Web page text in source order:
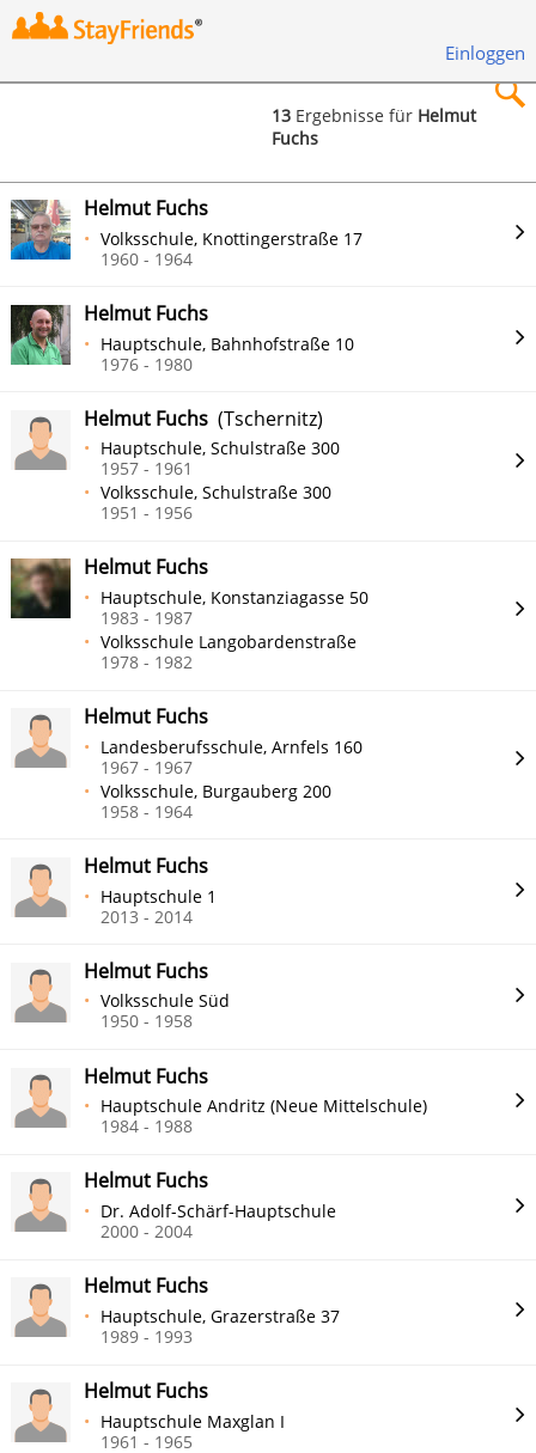
Einloggen
Suchen
13Ergebnisse für Helmut
Fuchs
Helmut Fuchs
Volksschule, Knottingerstraße 17
1960 - 1964
Helmut Fuchs
Hauptschule, Bahnhofstraße 10
1976 - 1980
Helmut Fuchs (Tschernitz)
Hauptschule, Schulstraße 300
1957 - 1961
Volksschule, Schulstraße 300
1951 - 1956
Helmut Fuchs
Hauptschule, Konstanziagasse 50
1983 - 1987
Volksschule Langobardenstraße
1978 - 1982
Helmut Fuchs
Landesberufsschule, Arnfels 160
1967 - 1967
Volksschule, Burgauberg 200
1958 - 1964
Helmut Fuchs
Hauptschule 1
2013 - 2014
Helmut Fuchs
Volksschule Süd
1950 - 1958
Helmut Fuchs
Hauptschule Andritz (Neue Mittelschule)
1984 - 1988
Helmut Fuchs
Dr. Adolf-Schärf-Hauptschule
2000 - 2004
Helmut Fuchs
Hauptschule, Grazerstraße 37
1989 - 1993
Helmut Fuchs
Hauptschule Maxglan I
1961 - 1965